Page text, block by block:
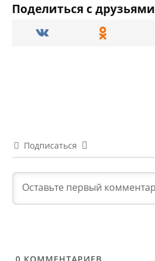
Поделиться с друзьями
Подписаться